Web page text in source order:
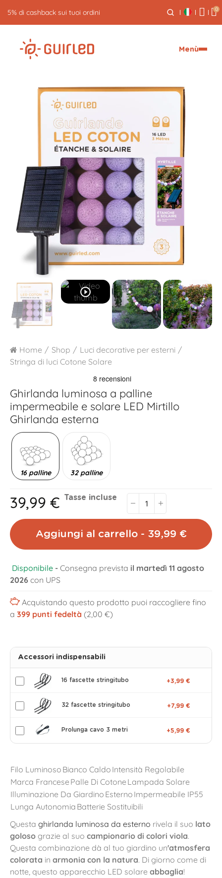
5% di cashback sui tuoi ordini 0
Menù
play_circle_outline
Home Shop
Luci decorative per esterni
Stringa di luci Cotone Solare
Ghirlanda luminosa a palline
impermeabile e solare LED Mirtillo
Ghirlanda esterna
16 palline 32 palline
39,99 € Tasse incluse
Aggiungi al carrello - 39,99 €
Disponibile - Consegna prevista il martedì 11 agosto
2026 con UPS
Acquistando questo prodotto puoi raccogliere fino
a 399 punti fedeltà (2,00 €)
Accessori indispensabili
16 fascette stringitubo +3,99 €
32 fascette stringitubo +7,99 €
Prolunga cavo 3 metri +5,99 €
Filo Luminoso Bianco Caldo Intensità Regolabile
Marca Francese Palle Di Cotone Lampada Solare
Illuminazione Da Giardino Esterno Impermeabile IP55
Lunga Autonomia Batterie Sostituibili
Questa ghirlanda luminosa da esterno rivela il suo lato
goloso grazie al suo campionario di colori viola.
Questa combinazione dà al tuo giardino un'atmosfera
colorata in armonia con la natura. Di giorno come di
notte, questo apparecchio LED solare abbaglia!